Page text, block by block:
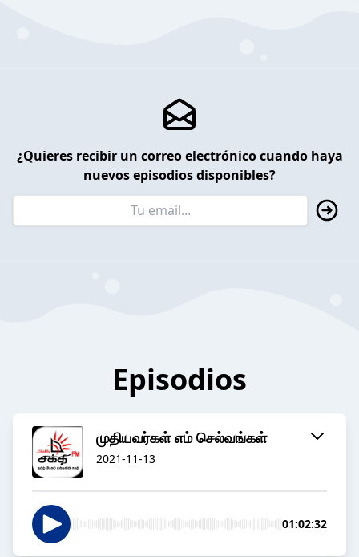
¿Quieres recibir un correo electrónico cuando haya
nuevos episodios disponibles?
Episodios
முதியவர்கள் எம் செல்வங்கள்
2021-11-13
01:02:32